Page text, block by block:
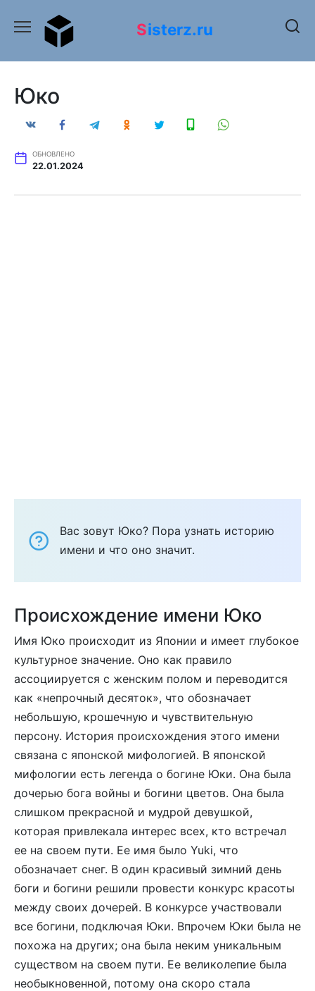
содержанию
Sisterz.ru
Юко
ОБНОВЛЕНО
22.01.2024
Вас зовут Юко? Пора узнать историю
имени и что оно значит.
Происхождение имени Юко
Имя Юко происходит из Японии и имеет глубокое
культурное значение. Оно как правило
ассоциируется с женским полом и переводится
как «непрочный десяток», что обозначает
небольшую, крошечную и чувствительную
персону. История происхождения этого имени
связана с японской мифологией. В японской
мифологии есть легенда о богине Юки. Она была
дочерью бога войны и богини цветов. Она была
слишком прекрасной и мудрой девушкой,
которая привлекала интерес всех, кто встречал
ее на своем пути. Ее имя было Yuki, что
обозначает снег. В один красивый зимний день
боги и богини решили провести конкурс красоты
между своих дочерей. В конкурсе участвовали
все богини, подключая Юки. Впрочем Юки была не
похожа на других; она была неким уникальным
существом на своем пути. Ее великолепие была
необыкновенной, потому она скоро стала